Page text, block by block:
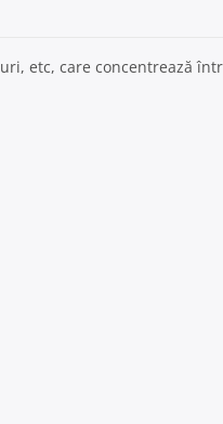
etc, care concentrează